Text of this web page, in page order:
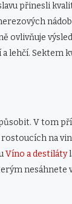
přinesli
ovlivňuje
lehčí. Sektem
V tom
na
Víno a destiláty
nesáhnete